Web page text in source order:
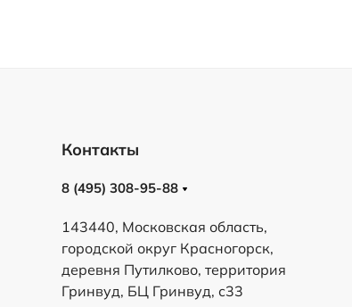
Контакты
8 (495) 308-95-88
143440, Московская область,
городской округ Красногорск,
деревня Путилково, территория
Гринвуд, БЦ Гринвуд, с33